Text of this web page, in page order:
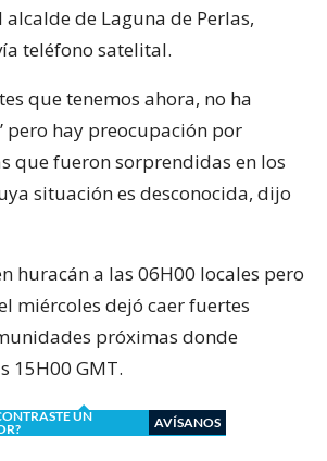
de Laguna de Perlas,
teléfono satelital.
que tenemos ahora, no ha
pero hay preocupación por
que fueron sorprendidas en los
situación es desconocida, dijo
huracán a las 06H00 locales pero
miércoles dejó caer fuertes
próximas donde
15H00 GMT.
UN
AVÍSANOS